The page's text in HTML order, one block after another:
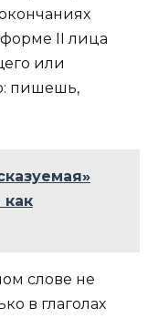
форме II лица
или
пишешь,
как
слове не
в глаголах